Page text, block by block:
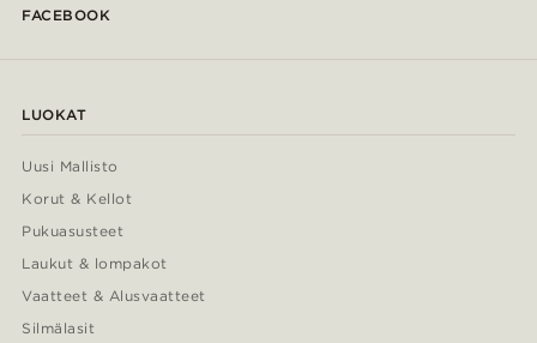
FACEBOOK
LUOKAT
Uusi Mallisto
Korut & Kellot
Pukuasusteet
Laukut & lompakot
Vaatteet & Alusvaatteet
Silmälasit